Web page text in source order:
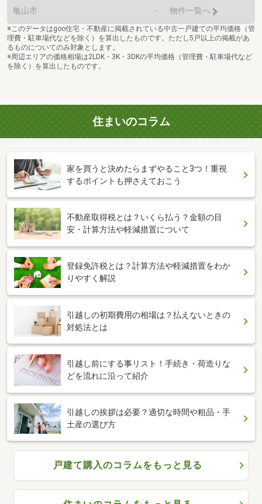
亀山市 - 物件一覧へ
※このデータはgoo住宅・不動産に掲載されている中古一戸建ての平均価格（管
理費・駐車場代などを除く）を算出したものです。ただし5戸以上の掲載があ
るものについてのみ対象とします。
※周辺エリアの価格相場は2LDK・3K・3DKの平均価格（管理費・駐車場代など
を除く）を算出したものです。
住まいのコラム
家を買うと決めたらまずやること3つ！重視
するポイントも押さえておこう
不動産取得税とは？いくら払う？金額の目
安・計算方法や軽減措置について
登録免許税とは？計算方法や軽減措置をわか
りやすく解説
引越しの初期費用の相場は？払えないときの
対処法とは
引越し前にする事リスト！手続き・荷造りな
どを流れに沿って紹介
引越しの挨拶は必要？適切な時間や粗品・手
土産の選び方
戸建て購入のコラムをもっと見る